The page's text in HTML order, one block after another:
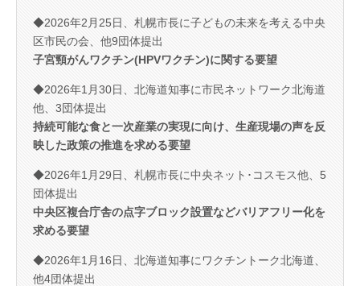
◆2026年2月25日、札幌市長に子どもの未来を考える中央
区市民の会、他9団体提出
子宮頸がんワクチン(HPVワクチン)に関する要望
◆2026年1月30日、北海道知事に市民ネットワーク北海道
他、3団体提出
持続可能な食と一次産業の実現に向け、生産現場の声を反
映した政策の推進を求める要望
◆2026年1月29日、札幌市長に中央ネット･コスモス他、5
団体提出
中央区複合庁舎の点字ブロック設置などバリアフリー化を
求める要望
◆2026年1月16日、北海道知事にワクチントーク北海道、
他4団体提出